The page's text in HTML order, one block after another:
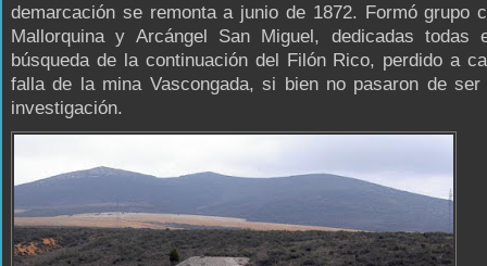
demarcación se remonta a junio de 1872. Formó grupo
Mallorquina y Arcángel San Miguel, dedicadas todas
búsqueda de la continuación del Filón Rico, perdido a
falla de la mina Vascongada, si bien no pasaron de ser
investigación.